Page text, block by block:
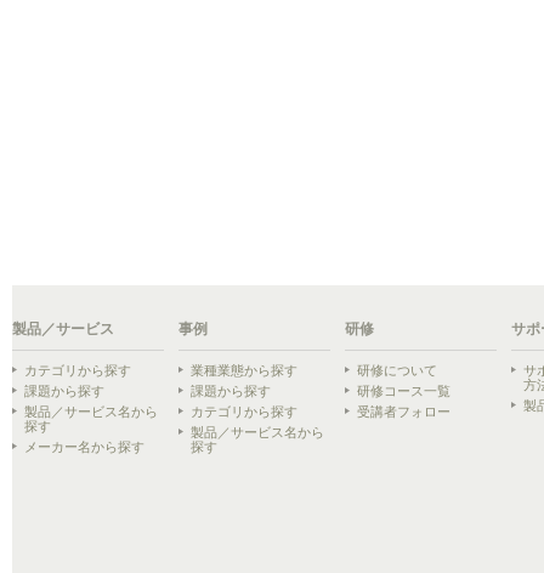
製品／サービス
カテゴリから探す
課題から探す
製品／サービス名から
探す
メーカー名から探す
事例
業種業態から探す
課題から探す
カテゴリから探す
製品／サービス名から
探す
研修
研修について
研修コース一覧
受講者フォロー
サポ
サ
方
製